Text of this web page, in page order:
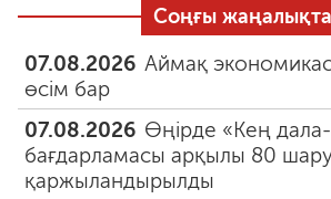
Соңғы
07.08.2026 Аймақ
өсім бар
07.08.2026 Өңірде «Кең
бағдарламасы арқылы 80
қаржыландырылды